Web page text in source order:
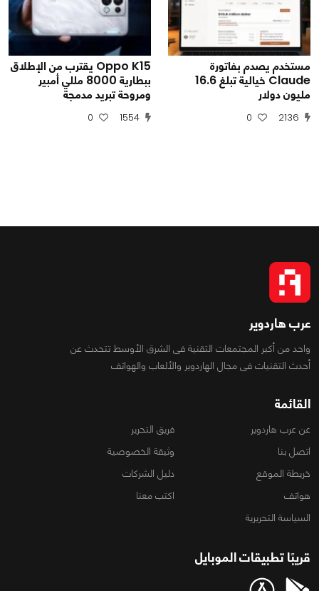
مستخدم يصدم بفاتورة
Claude خيالية تبلغ 16.6
مليون دولار
2136
0
Oppo K15 يقترب من الإطلاق
ببطارية 8000 مللي أمبير
ومروحة تبريد مدمجة
1554
0
عرب هاردوير
واحد من أكبر المجتمعات التقنية فى الشرق الأوسط تتحدث عن
أحدث التقنيات فى مجال الهاردوير والألعاب والهواتف
القائمة
عن عرب هاردوير
فريق التحرير
اتصل بنا
وثيقة الخصوصية
خريطة الموقع
دليل الشركات
هواتف
اكتب معنا
السياسة التحريرية
قريبًا تطبيقات الموبايل